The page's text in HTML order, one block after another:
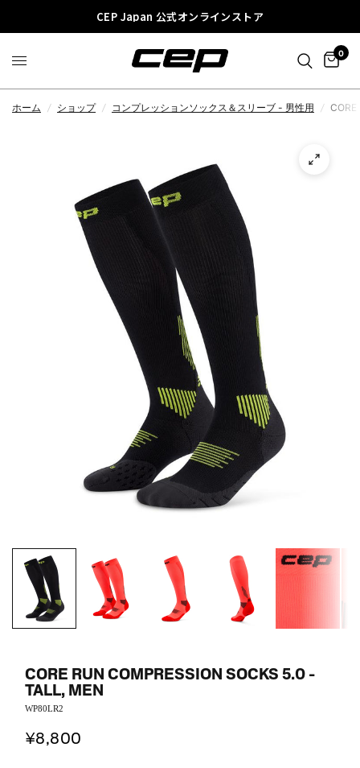
CEP Japan 公式オンラインストア
0
ホーム / ショップ / コンプレッションソックス＆スリーブ - 男性用 /
CORE RUN COMPRESSION SOCKS 5.0 -
TALL, MEN
WP80LR2
¥8,800